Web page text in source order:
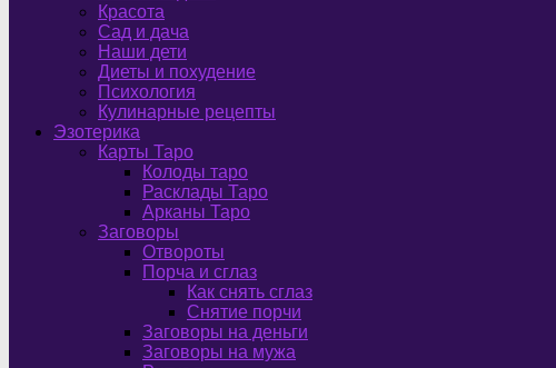
Красота
Сад и дача
Наши дети
Диеты и похудение
Психология
Кулинарные рецепты
Эзотерика
Карты Таро
Колоды таро
Расклады Таро
Арканы Таро
Заговоры
Отвороты
Порча и сглаз
Как снять сглаз
Снятие порчи
Заговоры на деньги
Заговоры на мужа